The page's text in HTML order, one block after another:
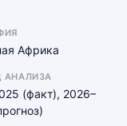
Африка
АНАЛИЗА
(факт), 2026–